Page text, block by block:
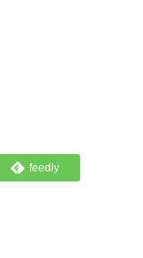
feedly